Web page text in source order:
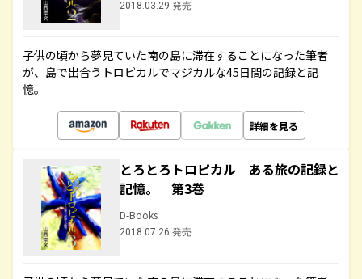
2018.03.29 発売
子供の頃から夢見ていた南の島に滞在することになった筆者
が、島で出合うトロピカルでマジカルな45日間の記録と記
憶。
詳細を見る
とろとろトロピカル ある旅の記録と
記憶。 第3巻
D-Books
2018.07.26 発売